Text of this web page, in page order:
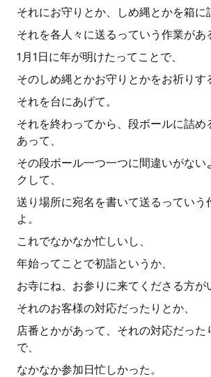
それにお守りとか、しめ縄とかを箱に
それを各人々に送るっていう作業があ
1月1日に年が明けたってことで、
そのしめ縄とかお守りとかをお祈りす
それを台にあげて。
それを終わってから、段ボールに詰め
あって、
その段ボール一つ一つに間違いがない
クして、
送り場所に宛名を書いて送るっていう
よ。
これでなかなか忙しいし、
年始ってことで初詣というか、
お寺にね、お参りに来てくださる方が
それのお客様の対応だったりとか、
店番とかがあって、それの対応だった
で、
なかなか参加日忙しかった。